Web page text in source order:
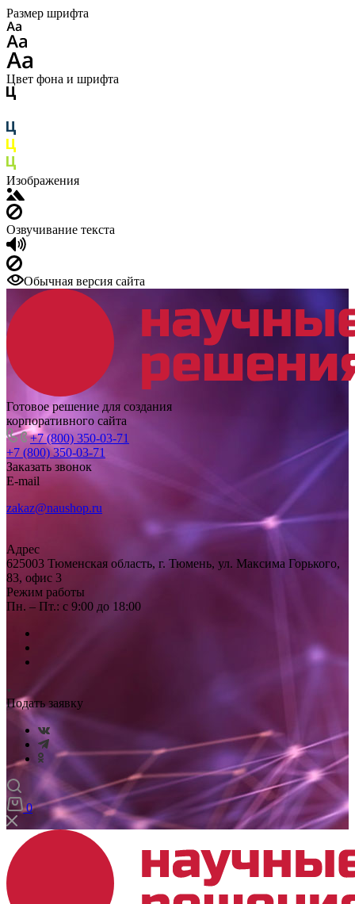
Размер шрифта
Цвет фона и шрифта
Изображения
Озвучивание текста
Обычная версия сайта
Готовое решение для создания
корпоративного сайта
+7 (800) 350-03-71
+7 (800) 350-03-71
Заказать звонок
E-mail
zakaz@naushop.ru
Адрес
625003 Тюменская область, г. Тюмень, ул. Максима Горького,
83, офис 3
Режим работы
Пн. – Пт.: с 9:00 до 18:00
Подать заявку
0